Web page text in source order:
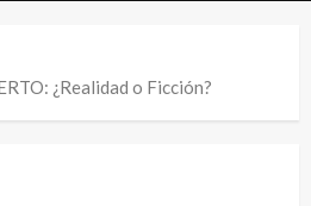
¿Realidad o Ficción?